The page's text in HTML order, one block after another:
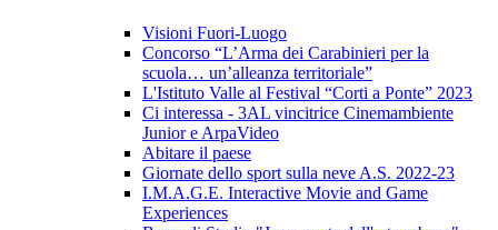
Visioni Fuori-Luogo
Concorso “L’Arma dei Carabinieri per la
scuola… un’alleanza territoriale”
L'Istituto Valle al Festival “Corti a Ponte” 2023
Ci interessa - 3AL vincitrice Cinemambiente
Junior e ArpaVideo
Abitare il paese
Giornate dello sport sulla neve A.S. 2022-23
I.M.A.G.E. Interactive Movie and Game
Experiences